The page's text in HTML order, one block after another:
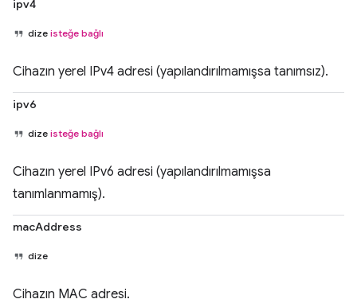
ipv4
dize isteğe bağlı
Cihazın yerel IPv4 adresi (yapılandırılmamışsa tanımsız).
ipv6
dize isteğe bağlı
Cihazın yerel IPv6 adresi (yapılandırılmamışsa
tanımlanmamış).
macAddress
dize
Cihazın MAC adresi.